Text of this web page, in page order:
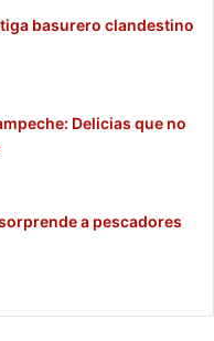
basurero clandestino
Delicias que no
a pescadores